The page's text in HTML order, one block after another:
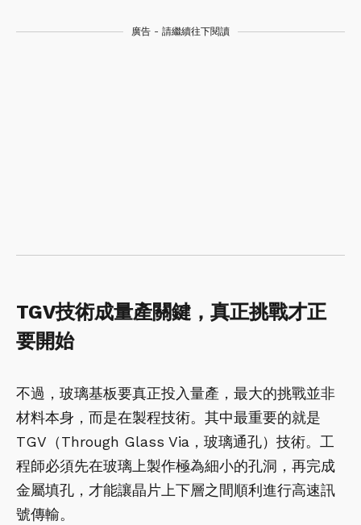
廣告 - 請繼續往下閱讀
TGV技術成量產關鍵，真正挑戰才正
要開始
不過，玻璃基板要真正投入量產，最大的挑戰並非
材料本身，而是在製程技術。其中最重要的就是
TGV（Through Glass Via，玻璃通孔）技術。工
程師必須先在玻璃上製作極為細小的孔洞，再完成
金屬填孔，才能讓晶片上下層之間順利進行高速訊
號傳輸。